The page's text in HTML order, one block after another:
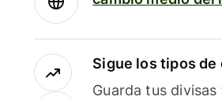
Sigue los tipos de
Guarda tus